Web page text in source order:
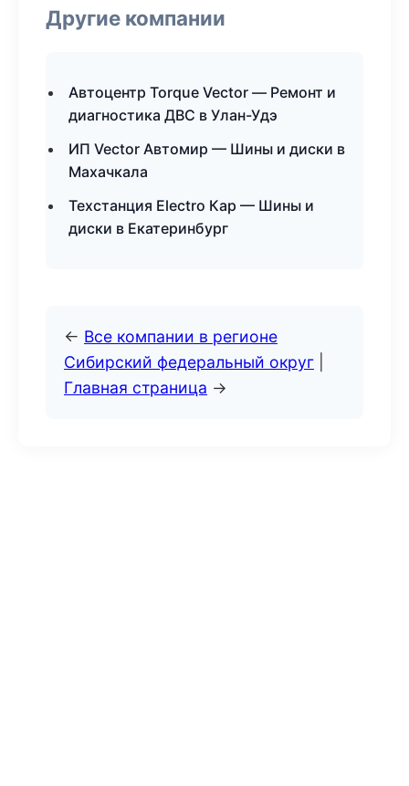
Другие компании
Автоцентр Torque Vector — Ремонт и
диагностика ДВС в Улан-Удэ
ИП Vector Автомир — Шины и диски в
Махачкала
Техстанция Electro Кар — Шины и
диски в Екатеринбург
← Все компании в регионе
Сибирский федеральный округ
Главная страница →